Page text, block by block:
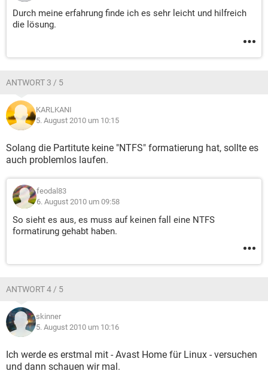
Durch meine erfahrung finde ich es sehr leicht und hilfreich
die lösung.
ANTWORT 3 / 5
KARLKANI
5. August 2010 um 10:15
Solang die Partitute keine "NTFS" formatierung hat, sollte es
auch problemlos laufen.
feodal83
6. August 2010 um 09:58
So sieht es aus, es muss auf keinen fall eine NTFS
formatirung gehabt haben.
ANTWORT 4 / 5
skinner
5. August 2010 um 10:16
Ich werde es erstmal mit - Avast Home für Linux - versuchen
und dann schauen wir mal.